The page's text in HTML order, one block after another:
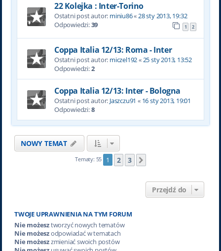
22 Kolejka : Inter-Torino
Ostatni post autor: miniu86«28 sty 2013, 19:32
Odpowiedzi:39 1 2
Coppa Italia 12/13: Roma - Inter
Ostatni post autor: miczel192« 25 sty 2013, 13:52
Odpowiedzi:2
Coppa Italia 12/13: Inter - Bologna
Ostatni post autor: Jaszczu91 « 16 sty 2013, 19:01
Odpowiedzi:8
NOWY TEMAT
Tematy: 55 1 2 3
Przejdź do
TWOJE UPRAWNIENIA NA TYM FORUM
Nie możesztworzyć nowych tematów
Nie możeszodpowiadać w tematach
Nie możeszzmieniać swoich postów